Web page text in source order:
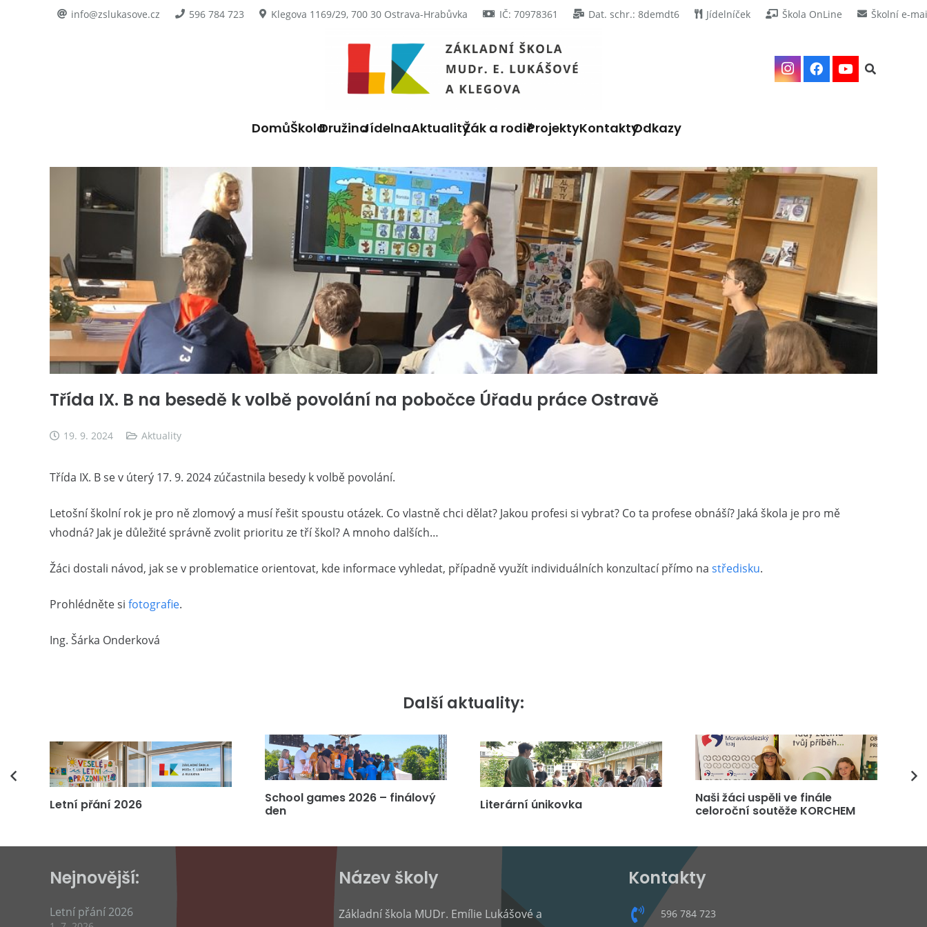
info@zslukasove.cz 596 784 723 Klegova 1169/29, 700 30 Ostrava-Hrabůvka IČ: 70978361 Dat. schr.: 8demdt6 Jídelníček Škola OnLine Školní e-
DomůŠkolaDružinaJídelnaAktualityŽák a rodičProjektyKontaktyOdkazy
Třída IX. B na besedě k volbě povolání na pobočce Úřadu práce Ostravě
19. 9. 2024 Aktuality
Třída IX. B se v úterý 17. 9. 2024 zúčastnila besedy k volbě povolání.
Letošní školní rok je pro ně zlomový a musí řešit spoustu otázek. Co vlastně chci dělat? Jakou profesi si vybrat? Co ta profese obnáší? Jaká škola je pro mě
vhodná? Jak je důležité správně zvolit prioritu ze tří škol? A mnoho dalších…
Žáci dostali návod, jak se v problematice orientovat, kde informace vyhledat, případně využít individuálních konzultací přímo na středisku.
Prohlédněte si fotografie.
Ing. Šárka Onderková
Další aktuality:
Letní přání 2026
School games 2026 – finálový
den
Literární únikovka
Naši žáci uspěli ve finále
celoroční soutěže KORCHEM
Nejnovější:
Letní přání 2026
Název školy
Základní škola MUDr. Emílie Lukášové a
Kontakty
596 784 723